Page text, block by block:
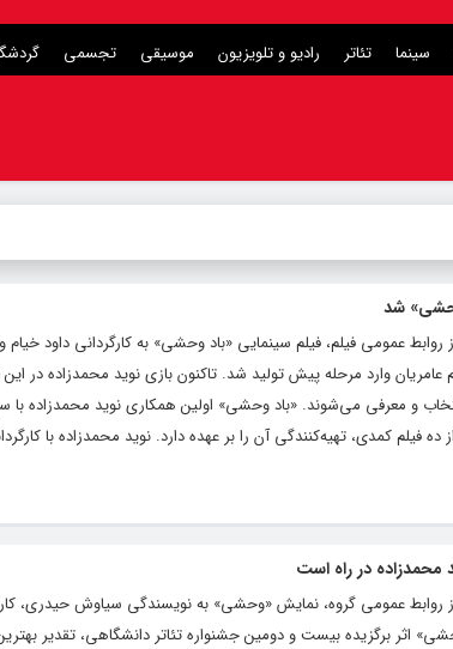
سینما تئاتر رادیو و تلویزیون موسیقی تجسمی
وحشی» شد
روابط عمومی فیلم، فیلم سینمایی «باد وحشی» به کارگردانی داود
عامریان وارد مرحله پیش تولید شد. تاکنون بازی نوید محمدزاده در
و معرفی می‌شوند. «باد وحشی» اولین همکاری نوید محمدزاده با
فیلم کمدی، تهیه‌کنندگی آن را بر عهده دارد. نوید محمدزاده با
در راه است
روابط عمومی گروه، نمایش «وحشی» به نویسندگی سیاوش حیدری،
اثر برگزیده بیست و دومین جشنواره تئاتر دانشگاهی، تقدیر بهترین